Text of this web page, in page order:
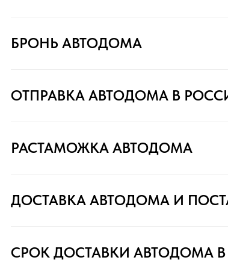
БРОНЬ АВТОДОМА
ОТПРАВКА АВТОДОМА В
РАСТАМОЖКА АВТОДОМА
ДОСТАВКА АВТОДОМА И
СРОК ДОСТАВКИ АВТОДОМА